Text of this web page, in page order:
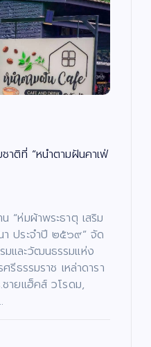
าติที่ “หนำตามฝันคาเฟ่
“ห่มผ้าพระธาตุ เสริม
า ประจำปี ๒๕๖๙” จัด
มและวัฒนธรรมแห่ง
ธรรมราช เหล่าดารา
ายแฮ็คส์ วโรดม,